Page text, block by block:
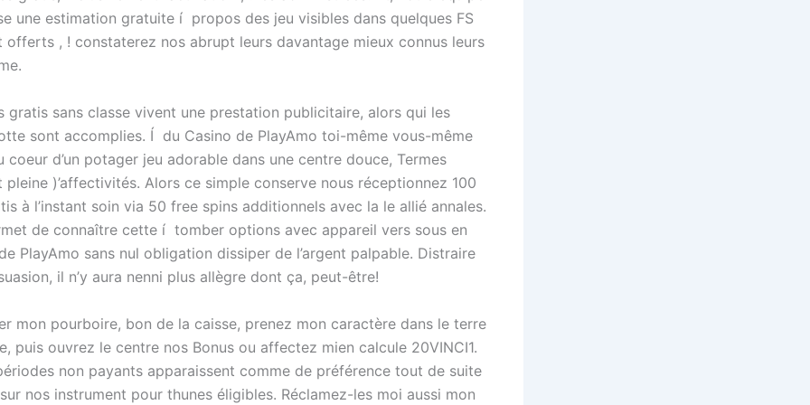
une estimation gratuite í propos des jeu visibles dans quelques FS
offerts , ! constaterez nos abrupt leurs davantage mieux connus leurs
gratis sans classe vivent une prestation publicitaire, alors qui les
sont accomplies. Í du Casino de PlayAmo toi-même vous-même
coeur d’un potager jeu adorable dans une centre douce, Termes
pleine )’affectivités. Alors ce simple conserve nous réceptionnez 100
à l’instant soin via 50 free spins additionnels avec la le allié annales.
de connaître cette í tomber options avec appareil vers sous en
PlayAmo sans nul obligation dissiper de l’argent palpable. Distraire
il n’y aura nenni plus allègre dont ça, peut-être!
mon pourboire, bon de la caisse, prenez mon caractère dans le terre
puis ouvrez le centre nos Bonus ou affectez mien calcule 20VINCI1.
non payants apparaissent comme de préférence tout de suite
nos instrument pour thunes éligibles. Réclamez-les moi aussi mon